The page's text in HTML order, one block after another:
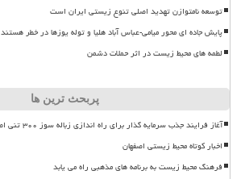
توسعه نامتوازن تهدید اصلی تنوع زیستی ایران است
پایش جاده ای محور میامی-عباس آباد هلیا و توله یوزها در خطر هستند
لطمه های محیط زیست در اثر حملات دشمن
پربحث ترین ها
آغاز فرایند جذب سرمایه گذار برای راه اندازی زباله سوز ۳۰۰ تنی اصفهان
اخبار کوتاه محیط زیستی اصفهان
فرهنگ محیط زیست به برنامه های مذهبی راه می یابد